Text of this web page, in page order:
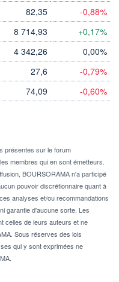
82,35 -0,88%
8 714,93 +0,17%
4 342,26 0,00%
27,6 -0,79%
74,09 -0,60%
présentes sur le forum
membres qui en sont émetteurs.
BOURSORAMA n'a participé
pouvoir discrétionnaire quant à
analyses et/ou recommandations
garantie d'aucune sorte. Les
celles de leurs auteurs et ne
Sous réserves des lois
qui y sont exprimées ne